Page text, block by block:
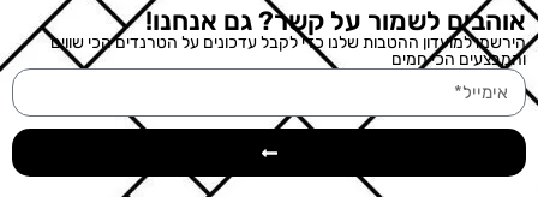
אוהבים לשמור על קשר? גם אנחנו!
הירשמו למועדון ההטבות שלנו כדי לקבל עדכונים על הטרנדים הכי שווים
והמבצעים הכי חמים